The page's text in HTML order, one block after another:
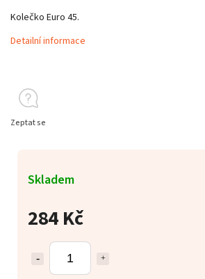
284 Kč
Skladem
Kolečko Euro 45.
Detailní informace
Zeptat se